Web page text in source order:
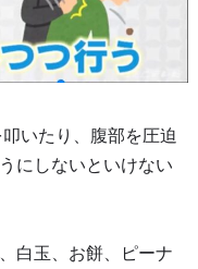
いたり、腹部を圧迫
にしないといけない
白玉、お餅、ピーナ